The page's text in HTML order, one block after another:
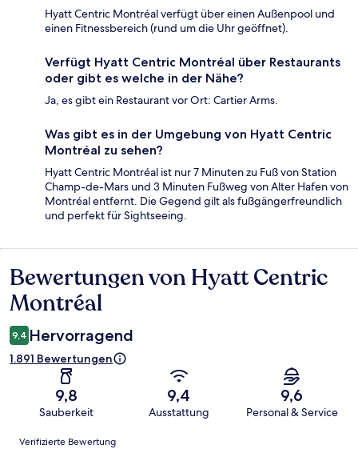
Hyatt Centric Montréal verfügt über einen Außenpool und
einen Fitnessbereich (rund um die Uhr geöffnet).
Verfügt Hyatt Centric Montréal über Restaurants
oder gibt es welche in der Nähe?
Ja, es gibt ein Restaurant vor Ort: Cartier Arms.
Was gibt es in der Umgebung von Hyatt Centric
Montréal zu sehen?
Hyatt Centric Montréal ist nur 7 Minuten zu Fuß von Station
Champ-de-Mars und 3 Minuten Fußweg von Alter Hafen von
Montréal entfernt. Die Gegend gilt als fußgängerfreundlich
und perfekt für Sightseeing.
Bewertungen
Bewertungen von Hyatt Centric
Montréal
9,4 Hervorragend
1.891 Bewertungen
9,8
Sauberkeit
9,4
Ausstattung
9,6
Personal & Service
Bewertungen
Verifizierte Bewertung